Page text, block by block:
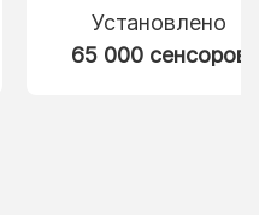
Установлено
65 000 сенсоров